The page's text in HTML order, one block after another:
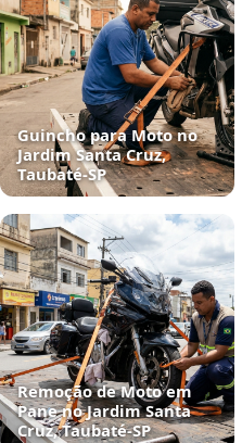
Guincho para Moto no
Jardim Santa Cruz,
Taubaté‑SP
Remoção de Moto em
Pane no Jardim Santa
Cruz, Taubaté‑SP